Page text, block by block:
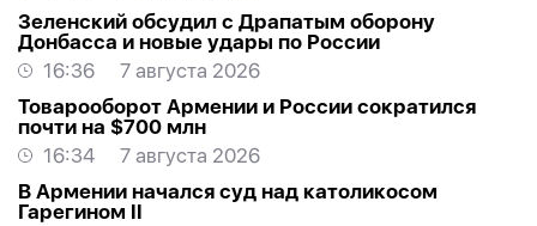
Зеленский обсудил с Драпатым оборону
Донбасса и новые удары по России
16:36
7 августа 2026
Товарооборот Армении и России сократился
почти на $700 млн
16:34
7 августа 2026
В Армении начался суд над католикосом
Гарегином II